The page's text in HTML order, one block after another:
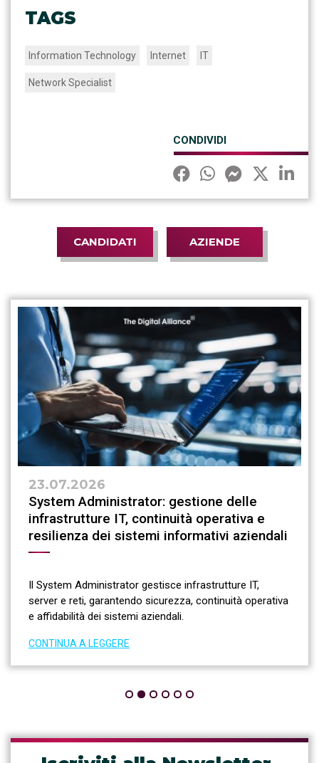
TAGS
Information Technology Internet IT
Network Specialist
CONDIVIDI
CANDIDATI AZIENDE
23.07.2026
System Administrator: gestione delle
infrastrutture IT, continuità operativa e
resilienza dei sistemi informativi aziendali
Il System Administrator gestisce infrastrutture IT,
server e reti, garantendo sicurezza, continuità operativa
e affidabilità dei sistemi aziendali.
CONTINUA A LEGGERE